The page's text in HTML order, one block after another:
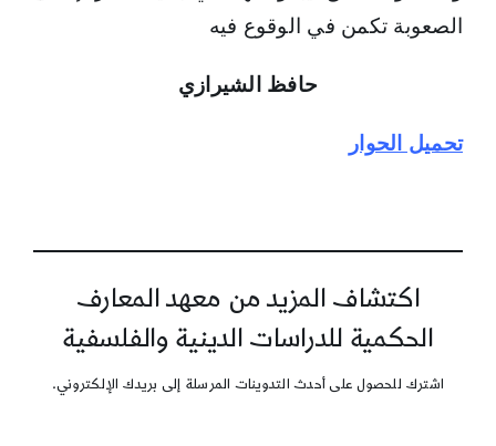
الصعوبة تكمن في الوقوع فيه
حافظ الشيرازي
تحميل الحوار
اكتشاف المزيد من معهد المعارف
الحكمية للدراسات الدينية والفلسفية
اشترك للحصول على أحدث التدوينات المرسلة إلى بريدك الإلكتروني.